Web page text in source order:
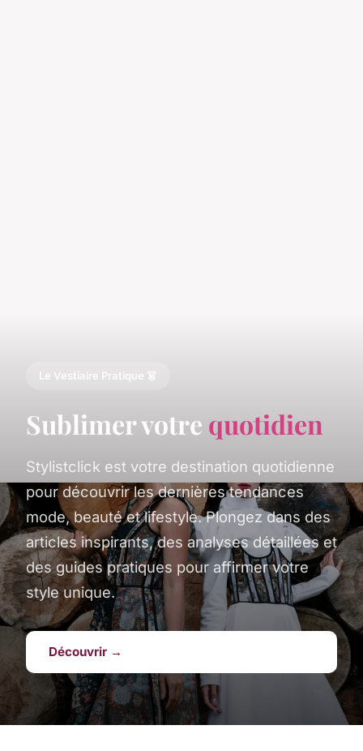
Le Vestiaire Pratique 👗
Sublimer votre quotidien
Stylistclick est votre destination quotidienne
pour découvrir les dernières tendances
mode, beauté et lifestyle. Plongez dans des
articles inspirants, des analyses détaillées et
des guides pratiques pour affirmer votre
style unique.
Découvrir →